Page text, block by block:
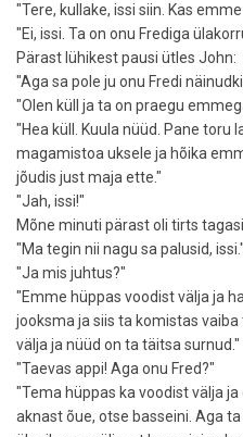
"Tere, kullake, issi siin. Kas
"Ei, issi. Ta on onu Frediga
Pärast lühikest pausi ütles John:
"Aga sa pole ju onu Fredi
"Olen küll ja ta on praegu
"Hea küll. Kuula nüüd. Pane toru
magamistoa uksele ja hõika
jõudis just maja ette."
"Jah, issi!"
Mõne minuti pärast oli tirts
"Ma tegin nii nagu sa palusid, issi."
"Ja mis juhtus?"
"Emme hüppas voodist välja ja
jooksma ja siis ta komistas
välja ja nüüd on ta täitsa surnud."
"Taevas appi! Aga onu Fred?"
"Tema hüppas ka voodist välja
aknast õue, otse basseini. Aga